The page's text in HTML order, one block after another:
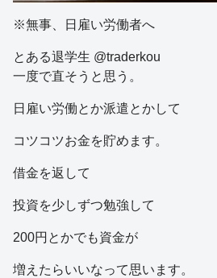
※無事、日雇い労働者へ
とある退学生 @traderkou
一度で直そうと思う。
日雇い労働とか派遣とかして
コツコツお金を貯めます。
借金を返して
投資を少しずつ勉強して
200円とかでも資金が
増えたらいいなって思います。